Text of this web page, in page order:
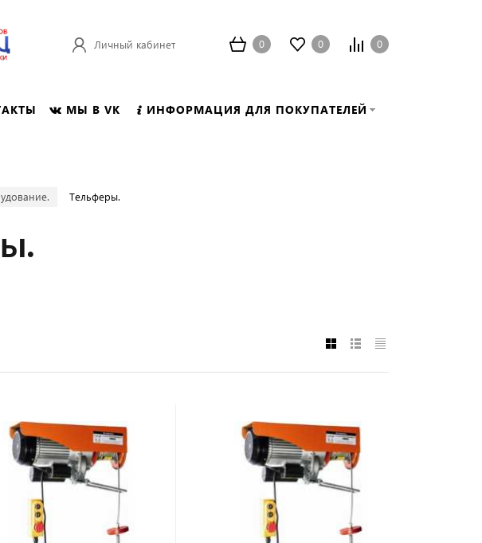
Личный кабинет 0 0 0
МЫ В VK ИНФОРМАЦИЯ ДЛЯ ПОКУПАТЕЛЕЙ
Тельферы.